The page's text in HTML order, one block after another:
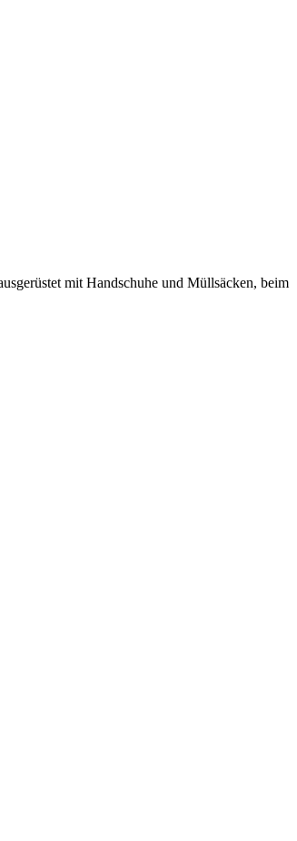
mit Handschuhe und Müllsäcken, beim